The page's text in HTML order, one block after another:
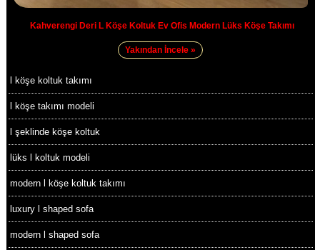
Kahverengi Deri L Köşe Koltuk Ev Ofis Modern Lüks Köşe Takımı
Yakından İncele »
l köşe koltuk takımı
l köşe takımı modeli
l şeklinde köşe koltuk
lüks l koltuk modeli
modern l köşe koltuk takımı
luxury l shaped sofa
modern l shaped sofa